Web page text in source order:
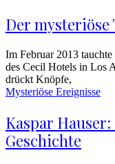
Der mysteriöse
Im Februar 2013
des Cecil Hotels in Los
drückt Knöpfe,
Mysteriöse Ereignisse
Kaspar
Geschichte